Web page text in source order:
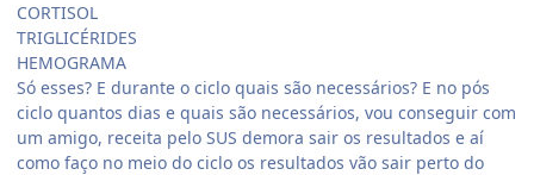
CORTISOL
TRIGLICÉRIDES
HEMOGRAMA
Só esses? E durante o ciclo quais são necessários? E no pós
ciclo quantos dias e quais são necessários, vou conseguir com
um amigo, receita pelo SUS demora sair os resultados e aí
como faço no meio do ciclo os resultados vão sair perto do